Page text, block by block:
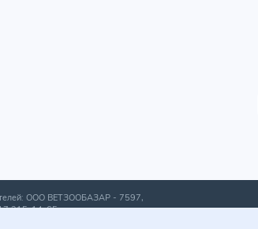
ООО ВЕТЗООБАЗАР - 7597,
215-14-65.